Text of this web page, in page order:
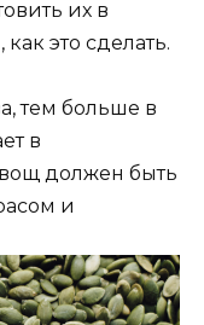
их в
это сделать.
тем больше в
в
должен быть
и